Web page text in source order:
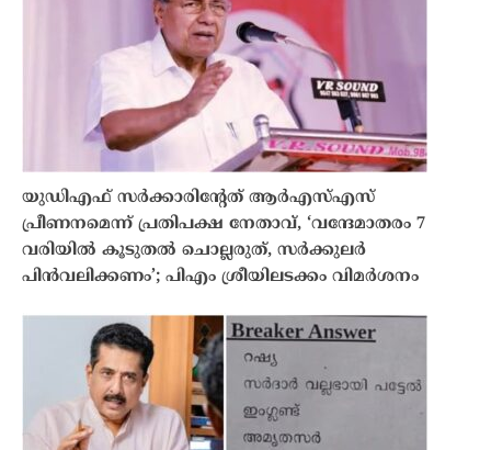
യുഡിഎഫ് സർക്കാരിന്റേത് ആർഎസ്എസ്
പ്രീണനമെന്ന് പ്രതിപക്ഷ നേതാവ്, ‘വന്ദേമാതരം 7
വരിയിൽ കൂടുതൽ ചൊല്ലരുത്, സർക്കുലർ
പിൻവലിക്കണം’; പിഎം ശ്രീയിലടക്കം വിമർശനം